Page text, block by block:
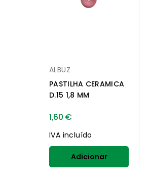
ALBUZ
PASTILHA CERAMICA
D.15 1,8 MM
1,60 €
IVA incluído
Adicionar